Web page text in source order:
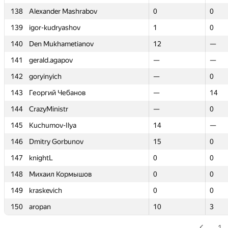
138
Alexander Mashrabov 0
0
139
igor-kudryashov 1
0
140
Den Mukhametianov 12
—
141
gerald.agapov —
—
142
goryinyich —
0
143
Георгий Чебанов —
14
144
CrazyMinistr —
0
145
Kuchumov-Ilya 14
—
146
Dmitry Gorbunov 15
0
147
knightL 0
0
148
Михаил Кормышов 0
0
149
kraskevich 0
0
150
aropan 10 3
138
Alexander Mashrabov 0
0
139
igor-kudryashov 1
0
140
Den Mukhametianov 12
—
141
gerald.agapov —
—
142
goryinyich —
0
143
Георгий Чебанов —
14
144
CrazyMinistr —
0
145
Kuchumov-Ilya 14
—
146
Dmitry Gorbunov 15
0
147
knightL 0
0
148
Михаил Кормышов 0
0
149
kraskevich 0
0
150
aropan 10 3